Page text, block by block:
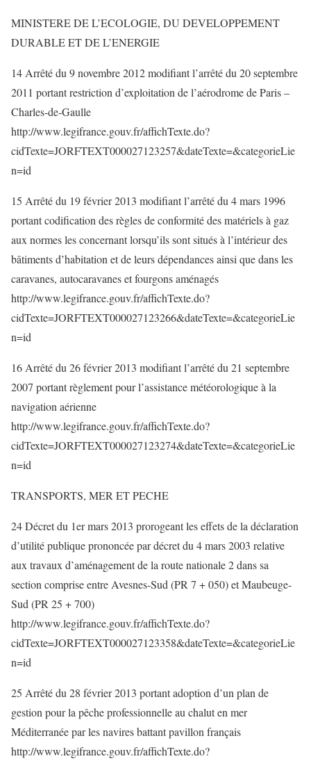
MINISTERE DE L’ECOLOGIE, DU DEVELOPPEMENT
DURABLE ET DE L’ENERGIE
14 Arrêté du 9 novembre 2012 modifiant l’arrêté du 20 septembre
2011 portant restriction d’exploitation de l’aérodrome de Paris –
Charles-de-Gaulle
http://www.legifrance.gouv.fr/affichTexte.do?
cidTexte=JORFTEXT000027123257&dateTexte=&categorieLie
n=id
15 Arrêté du 19 février 2013 modifiant l’arrêté du 4 mars 1996
portant codification des règles de conformité des matériels à gaz
aux normes les concernant lorsqu’ils sont situés à l’intérieur des
bâtiments d’habitation et de leurs dépendances ainsi que dans les
caravanes, autocaravanes et fourgons aménagés
http://www.legifrance.gouv.fr/affichTexte.do?
cidTexte=JORFTEXT000027123266&dateTexte=&categorieLie
n=id
16 Arrêté du 26 février 2013 modifiant l’arrêté du 21 septembre
2007 portant règlement pour l’assistance météorologique à la
navigation aérienne
http://www.legifrance.gouv.fr/affichTexte.do?
cidTexte=JORFTEXT000027123274&dateTexte=&categorieLie
n=id
TRANSPORTS, MER ET PECHE
24 Décret du 1er mars 2013 prorogeant les effets de la déclaration
d’utilité publique prononcée par décret du 4 mars 2003 relative
aux travaux d’aménagement de la route nationale 2 dans sa
section comprise entre Avesnes-Sud (PR 7 + 050) et Maubeuge-
Sud (PR 25 + 700)
http://www.legifrance.gouv.fr/affichTexte.do?
cidTexte=JORFTEXT000027123358&dateTexte=&categorieLie
n=id
25 Arrêté du 28 février 2013 portant adoption d’un plan de
gestion pour la pêche professionnelle au chalut en mer
Méditerranée par les navires battant pavillon français
http://www.legifrance.gouv.fr/affichTexte.do?